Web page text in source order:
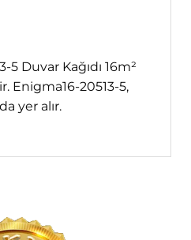
5 Duvar Kağıdı 16m²
Enigma16-20513-5,
yer alır.